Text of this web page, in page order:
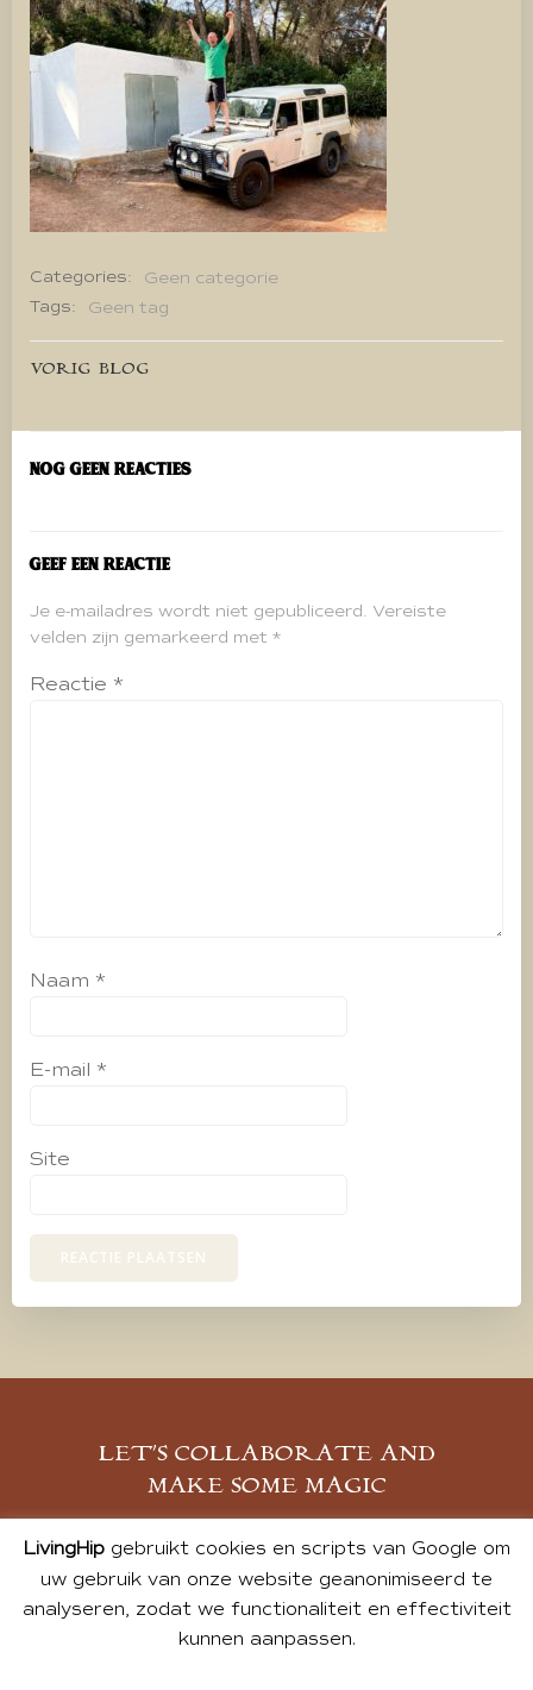
Categories:
Geen categorie
Tags:
Geen tag
Bericht
navigatie
VORIG BLOG
Nog geen reacties
Geef een reactie
Je e-mailadres wordt niet gepubliceerd. Vereiste
velden zijn gemarkeerd met *
Reactie *
Naam *
E-mail *
Site
LET’S COLLABORATE AND
MAKE SOME MAGIC
MELD JE AAN
LivingHipgebruikt cookies en scripts van Google om
uw gebruik van onze website geanonimiseerd te
analyseren, zodat we functionaliteit en effectiviteit
kunnen aanpassen.